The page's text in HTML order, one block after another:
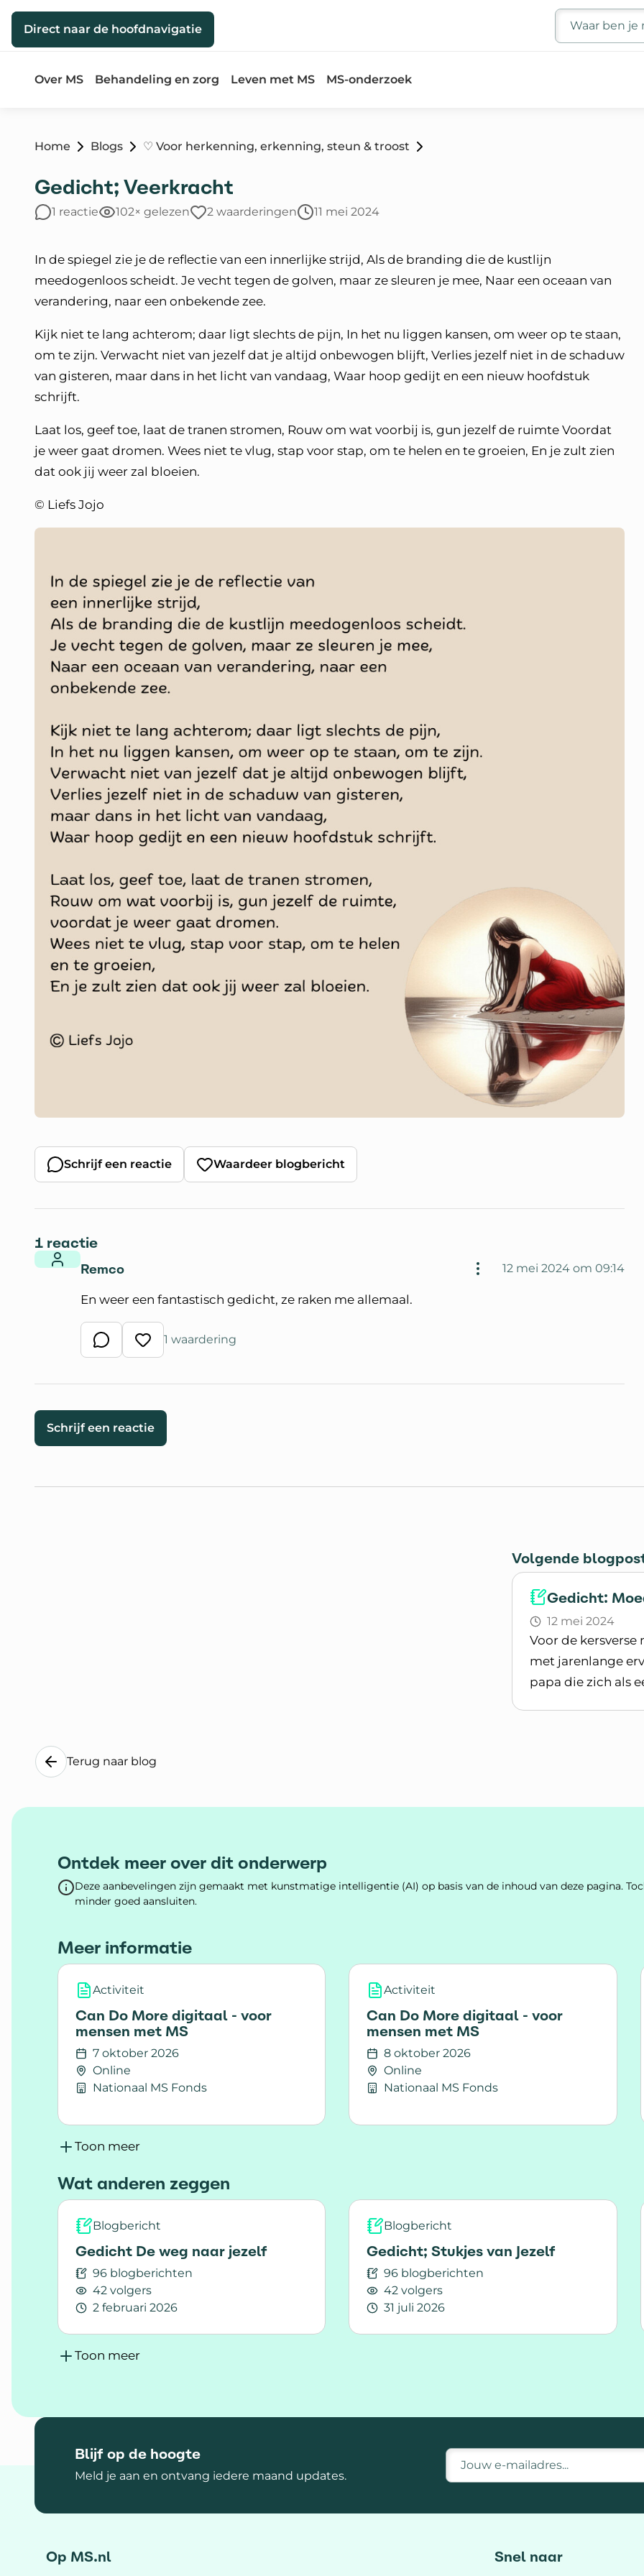
Direct naar de inhoud
Direct naar de hoofdnavigatie
Zoeken
Over MS Behandeling en zorg Leven met MS MS-onderzoek
Home Blogs ♡ Voor herkenning, erkenning, steun & troost
Gedicht; Veerkracht
1 reactie 102× gelezen 2 waarderingen 11 mei 2024
In de spiegel zie je de reflectie van een innerlijke strijd, Als de branding die de kustlijn
meedogenloos scheidt. Je vecht tegen de golven, maar ze sleuren je mee, Naar een oceaan van
verandering, naar een onbekende zee.
Kijk niet te lang achterom; daar ligt slechts de pijn, In het nu liggen kansen, om weer op te staan,
om te zijn. Verwacht niet van jezelf dat je altijd onbewogen blijft, Verlies jezelf niet in de schaduw
van gisteren, maar dans in het licht van vandaag, Waar hoop gedijt en een nieuw hoofdstuk
schrijft.
Laat los, geef toe, laat de tranen stromen, Rouw om wat voorbij is, gun jezelf de ruimte Voordat
je weer gaat dromen. Wees niet te vlug, stap voor stap, om te helen en te groeien, En je zult zien
dat ook jij weer zal bloeien.
© Liefs Jojo
Schrijf een reactie Waardeer blogbericht
1 reactie
Remco 12 mei 2024 om 09:14
En weer een fantastisch gedicht, ze raken me allemaal.
Schrijf een reactie
Waardeer reactie
1 waardering
Schrijf een reactie
Volgende
Gedicht:
12 mei 2024
Voor de
met jarenlange
papa die zich als
Terug naar blog
Ontdek meer over dit onderwerp
Deze aanbevelingen zijn gemaakt met kunstmatige intelligentie (AI) op basis van de inhoud van deze pagina.
minder goed aansluiten.
Meer informatie
Activiteit
Can Do More digitaal - voor
mensen met MS
7 oktober 2026
Online
Nationaal MS Fonds
Activiteit
Can Do More digitaal - voor
mensen met MS
8 oktober 2026
Online
Nationaal MS Fonds
Toon meer
Wat anderen zeggen
Blogbericht
Gedicht De weg naar jezelf
96 blogberichten
42 volgers
2 februari 2026
Lees meer over Gedicht De weg naar jezelf
Blogbericht
Gedicht; Stukjes van Jezelf
96 blogberichten
42 volgers
31 juli 2026
Lees meer over Gedicht; Stukjes van Jezelf
Toon meer
Blijf op de hoogte
Meld je aan en ontvang iedere maand updates.
E-mailadres
Op MS.nl Snel naar